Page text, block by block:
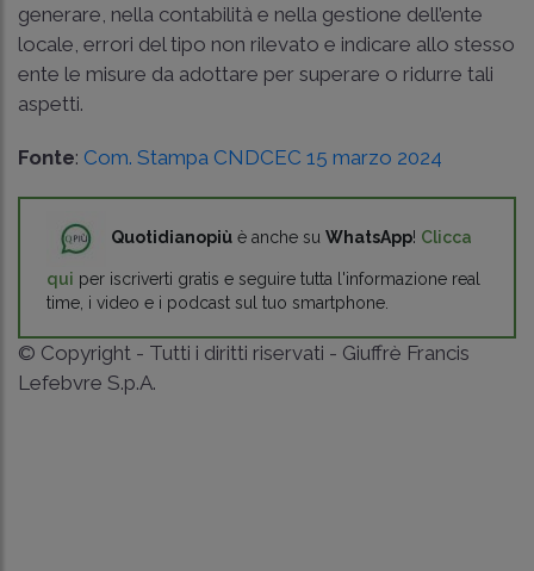
generare, nella contabilità e nella gestione dell’ente
locale, errori del tipo non rilevato e indicare allo stesso
ente le misure da adottare per superare o ridurre tali
aspetti.
Fonte: Com. Stampa CNDCEC 15 marzo 2024
Quotidianopiù è anche su WhatsApp! Clicca
qui per iscriverti gratis e seguire tutta l'informazione real
time, i video e i podcast sul tuo smartphone.
© Copyright - Tutti i diritti riservati - Giuffrè Francis
Lefebvre S.p.A.